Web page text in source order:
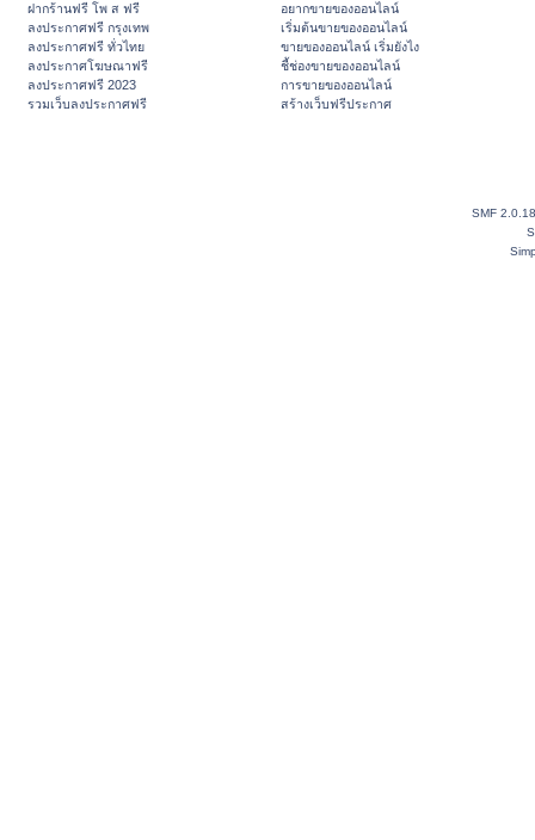
ฝากร้านฟรี โพ ส ฟรี
ลงประกาศฟรี กรุงเทพ
ลงประกาศฟรี ทั่วไทย
ลงประกาศโฆษณาฟรี
ลงประกาศฟรี 2023
รวมเว็บลงประกาศฟรี
อยากขายของออนไลน์
เริ่มต้นขายของออนไลน์
ขายของออนไลน์ เริ่มยังไง
ชี้ช่องขายของออนไลน์
การขายของออนไลน์
สร้างเว็บฟรีประกาศ
SMF 2.0.18